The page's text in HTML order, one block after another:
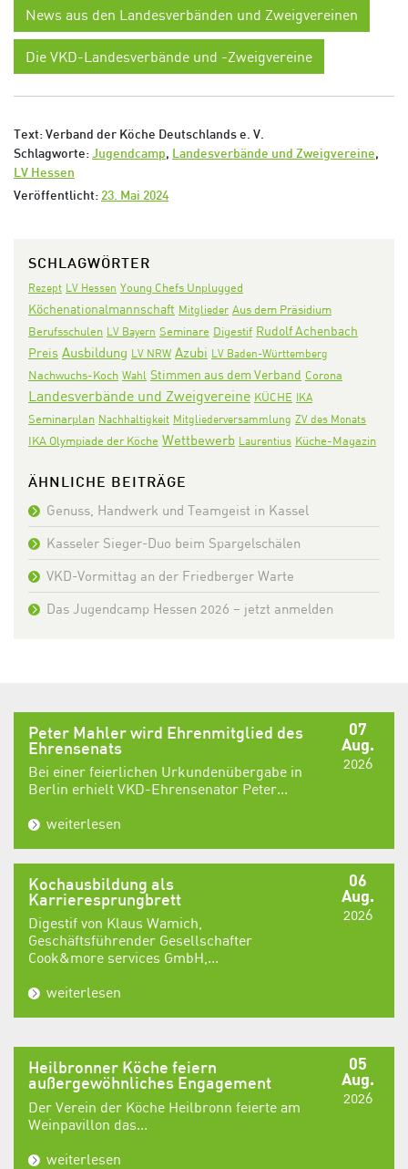
News aus den Landesverbänden und Zweigvereinen
Die VKD-Landesverbände und -Zweigvereine
Text: Verband der Köche Deutschlands e. V.
Schlagworte: Jugendcamp, Landesverbände und Zweigvereine,
LV Hessen
Veröffentlicht: 23. Mai 2024
SCHLAGWÖRTER
Rezept LV Hessen Young Chefs Unplugged
Köchenationalmannschaft Mitglieder Aus dem Präsidium
Berufsschulen LV Bayern Seminare Digestif Rudolf Achenbach
Preis Ausbildung LV NRW Azubi LV Baden-Württemberg
Nachwuchs-Koch Wahl Stimmen aus dem Verband Corona
Landesverbände und Zweigvereine KÜCHE IKA
Seminarplan Nachhaltigkeit Mitgliederversammlung ZV des Monats
IKA Olympiade der Köche Wettbewerb Laurentius Küche-Magazin
ÄHNLICHE BEITRÄGE
Genuss, Handwerk und Teamgeist in Kassel
Kasseler Sieger-Duo beim Spargelschälen
VKD-Vormittag an der Friedberger Warte
Das Jugendcamp Hessen 2026 – jetzt anmelden
07
Aug.
2026
Peter Mahler wird Ehrenmitglied des
Ehrensenats
Bei einer feierlichen Urkundenübergabe in
Berlin erhielt VKD-Ehrensenator Peter...
weiterlesen
06
Aug.
2026
Kochausbildung als
Karrieresprungbrett
Digestif von Klaus Wamich,
Geschäftsführender Gesellschafter
Cook&more services GmbH,...
weiterlesen
05
Aug.
2026
Heilbronner Köche feiern
außergewöhnliches Engagement
Der Verein der Köche Heilbronn feierte am
Weinpavillon das...
weiterlesen